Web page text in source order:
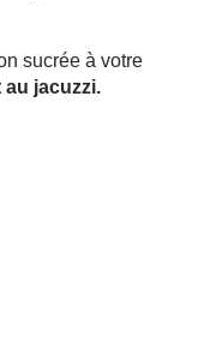
sucrée à votre
au jacuzzi.